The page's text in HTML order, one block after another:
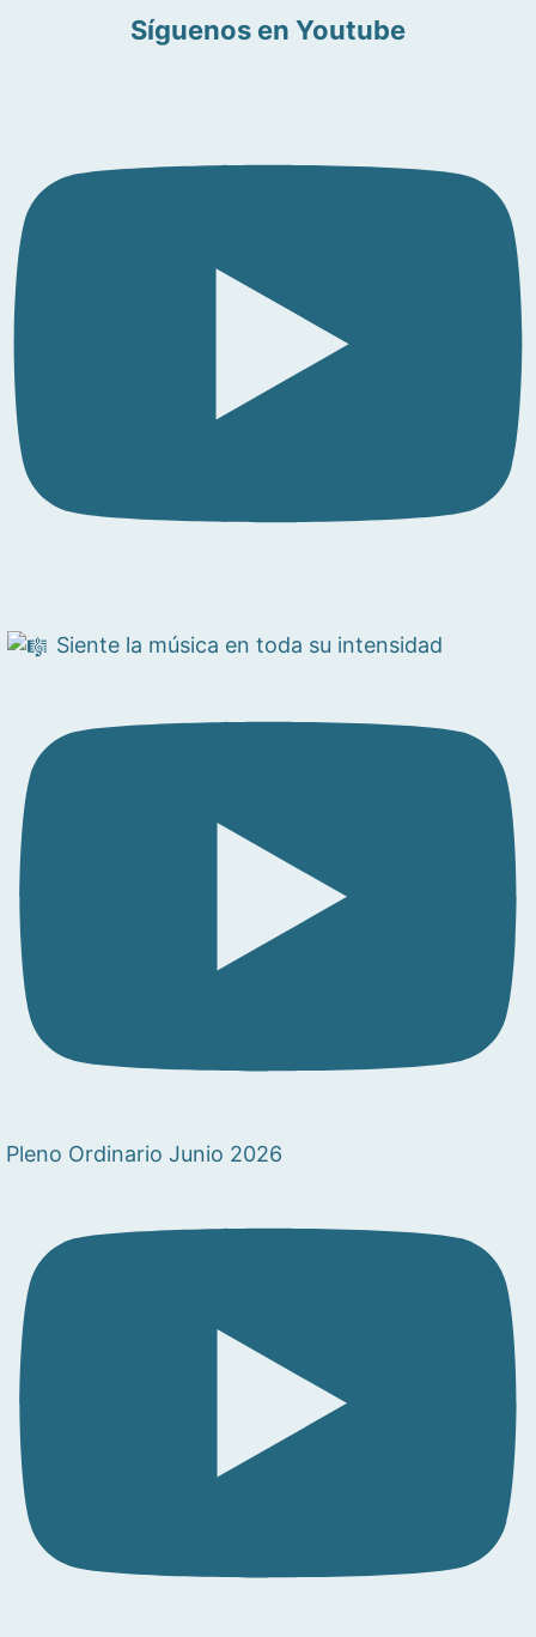
Síguenos en Youtube
Siente la música en toda su intensidad
Pleno Ordinario Junio 2026